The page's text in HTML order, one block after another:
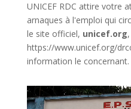
UNICEF RDC attire votre
arnaques à l'emploi qui
le site officiel, unicef.org,
https://www.unicef.org/
information le concernant.